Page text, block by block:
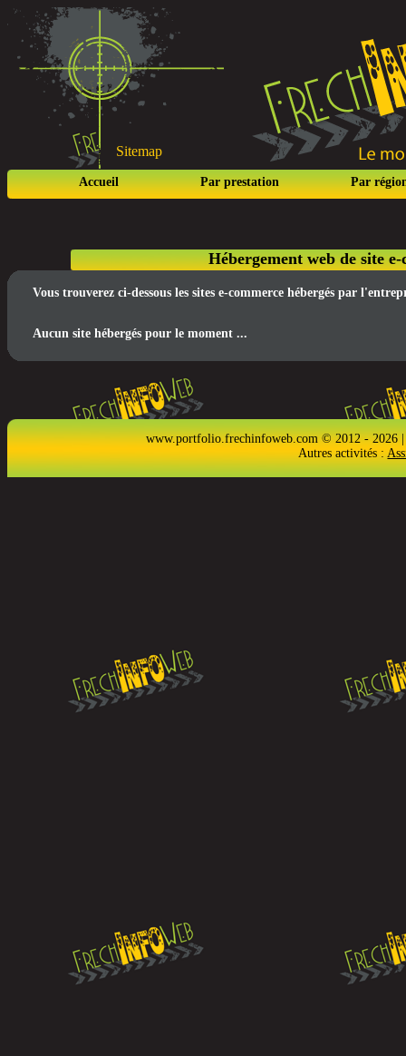
Sitemap
Accueil Par prestation Par
Hébergement web de site
Vous trouverez ci-dessous les sites e-commerce hébergés par
Aucun site hébergés pour le moment ...
www.portfolio.frechinfoweb.com © 2012 - 2026
Autres activités :